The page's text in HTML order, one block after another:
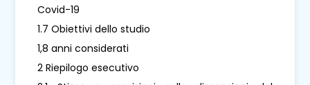
Covid-19
1.7 Obiettivi dello studio
1,8 anni considerati
2 Riepilogo esecutivo